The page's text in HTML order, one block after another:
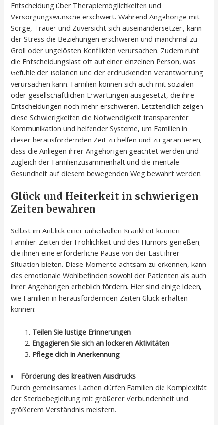
Entscheidung über Therapiemöglichkeiten und
Versorgungswünsche erschwert. Während Angehörige mit
Sorge, Trauer und Zuversicht sich auseinandersetzen, kann
der Stress die Beziehungen erschweren und manchmal zu
Groll oder ungelösten Konflikten verursachen. Zudem ruht
die Entscheidungslast oft auf einer einzelnen Person, was
Gefühle der Isolation und der erdrückenden Verantwortung
verursachen kann. Familien können sich auch mit sozialen
oder gesellschaftlichen Erwartungen ausgesetzt, die ihre
Entscheidungen noch mehr erschweren. Letztendlich zeigen
diese Schwierigkeiten die Notwendigkeit transparenter
Kommunikation und helfender Systeme, um Familien in
dieser herausfordernden Zeit zu helfen und zu garantieren,
dass die Anliegen ihrer Angehörigen geachtet werden und
zugleich der Familienzusammenhalt und die mentale
Gesundheit auf diesem bewegenden Weg bewahrt werden.
Glück und Heiterkeit in schwierigen
Zeiten bewahren
Selbst im Anblick einer unheilvollen Krankheit können
Familien Zeiten der Fröhlichkeit und des Humors genießen,
die ihnen eine erforderliche Pause von der Last ihrer
Situation bieten. Diese Momente achtsam zu erkennen, kann
das emotionale Wohlbefinden sowohl der Patienten als auch
ihrer Angehörigen erheblich fördern. Hier sind einige Ideen,
wie Familien in herausfordernden Zeiten Glück erhalten
können:
Teilen Sie lustige Erinnerungen
Engagieren Sie sich an lockeren Aktivitäten
Pflege dich in Anerkennung
Förderung des kreativen Ausdrucks
Durch gemeinsames Lachen dürfen Familien die Komplexität
der Sterbebegleitung mit größerer Verbundenheit und
größerem Verständnis meistern.